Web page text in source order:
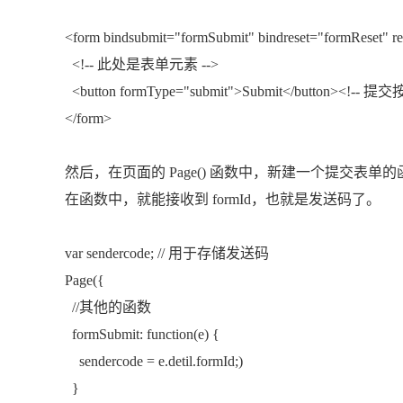
<form bindsubmit="formSubmit" bindreset="formReset"
<!-- 此处是表单元素 -->
<button formType="submit">Submit</button><!-- 提交
</form>
然后，在页面的 Page() 函数中，新建一个提交表单的
在函数中，就能接收到 formId，也就是发送码了。
var sendercode; // 用于存储发送码
Page({
//其他的函数
formSubmit: function(e) {
sendercode = e.detil.formId;)
}